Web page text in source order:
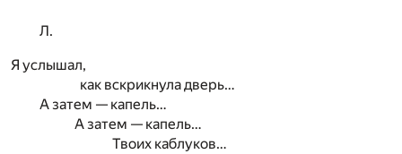
Л.
Я услышал,
как вскрикнула дверь…
А затем — капель…
А затем — капель…
Твоих каблуков…